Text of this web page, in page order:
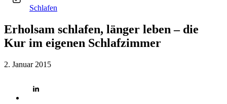
Schlafen
Erholsam schlafen, länger leben – die
Kur im eigenen Schlafzimmer
2. Januar 2015